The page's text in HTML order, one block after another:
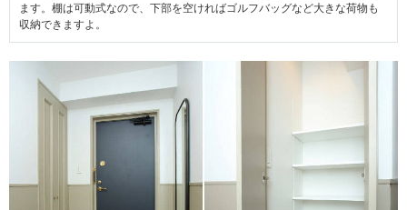
ます。棚は可動式なので、下部を空ければゴルフバッグなど大きな荷物も
収納できますよ。